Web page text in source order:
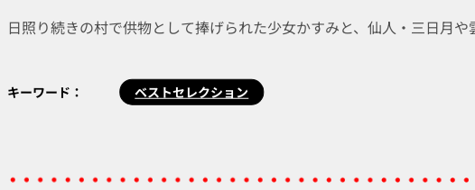
日照り続きの村で供物として捧げられた少女かすみと、仙人・三日月
キーワード： ベストセレクション